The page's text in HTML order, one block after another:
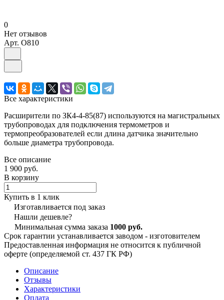
0
Нет отзывов
Арт. O810
Все характеристики
Расширители по ЗК4-4-85(87) используются на магистральных
трубопроводах для подключения термометров и
термопреобразователей если длина датчика значительно
больше диаметра трубопровода.
Все описание
1 900 руб.
В корзину
Купить в 1 клик
Изготавливается под заказ
Нашли дешевле?
Минимальная сумма заказа 1000 руб.
Срок гарантии устанавливается заводом - изготовителем
Предоставленная информация не относится к публичной
оферте (определяемой ст. 437 ГК РФ)
Описание
Отзывы
Характеристики
Оплата